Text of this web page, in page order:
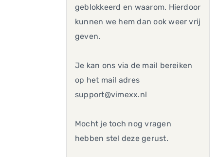
geblokkeerd en waarom. Hierdoor
kunnen we hem dan ook weer vrij
geven.
Je kan ons via de mail bereiken
op het mail adres
support@vimexx.nl
Mocht je toch nog vragen
hebben stel deze gerust.